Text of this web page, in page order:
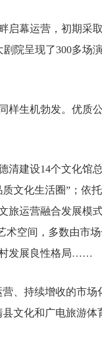
幕运营，初期采
院呈现了300多场
生机勃发。优质
建设14个文化馆
文化生活圈”；依
旅运营融合发展模
术空间，多数由市
发展良性格局……
持续增收的市场
文化和广电旅游